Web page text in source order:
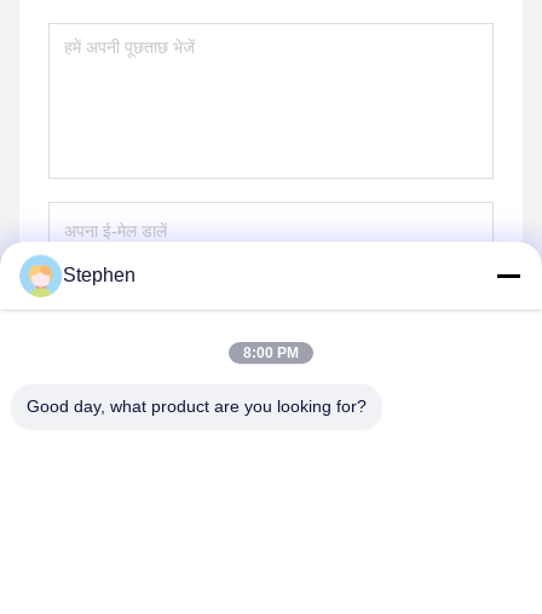
Stephen
8:00 PM
Good day, what product are you looking for?